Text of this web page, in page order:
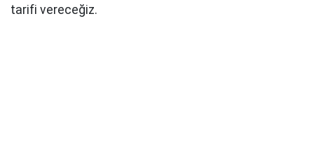
tarifi vereceğiz.